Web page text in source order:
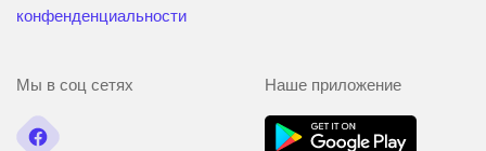
конфенденциальности
Мы в соц сетях Наше приложение